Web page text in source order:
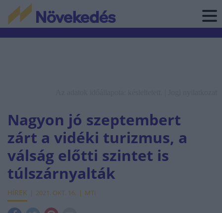
Nagyon jó szeptembert
zárt a vidéki turizmus, a
válság előtti szintet is
túlszárnyalták
HÍREK 2021. OKT. 16. MTI